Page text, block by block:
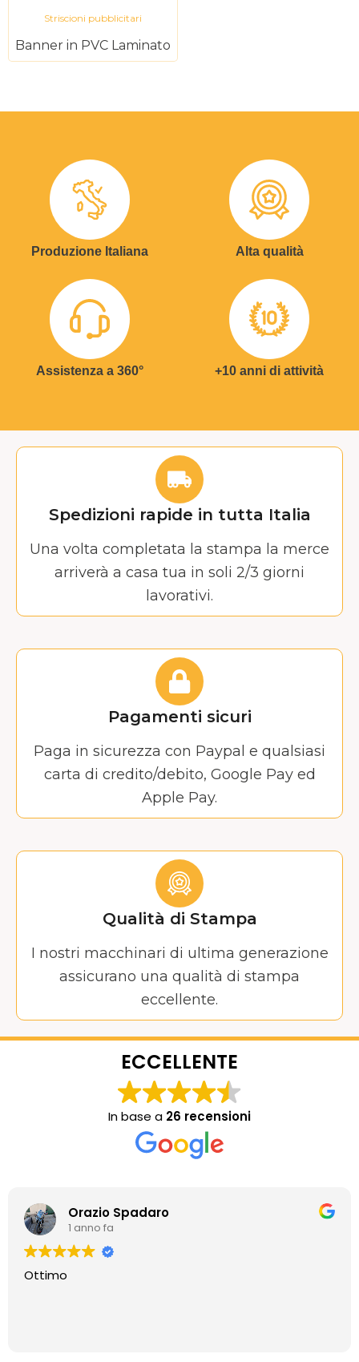
Striscioni pubblicitari
Banner in PVC Laminato
Produzione Italiana Alta qualità
Assistenza a 360° +10 anni di attività
Spedizioni rapide in tutta Italia
Una volta completata la stampa la merce
arriverà a casa tua in soli 2/3 giorni
lavorativi.
Pagamenti sicuri
Paga in sicurezza con Paypal e qualsiasi
carta di credito/debito, Google Pay ed
Apple Pay.
Qualità di Stampa
I nostri macchinari di ultima generazione
assicurano una qualità di stampa
eccellente.
ECCELLENTE
In base a 26 recensioni
Orazio Spadaro
1 anno fa
Ottimo